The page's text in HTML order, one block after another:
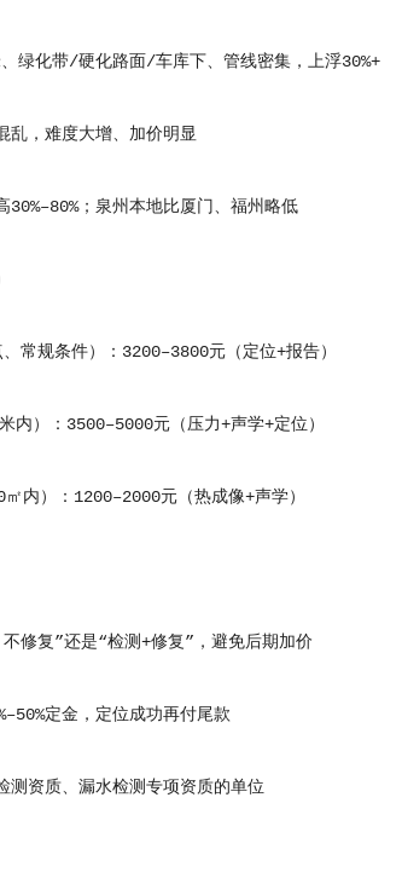
化带/硬化路面/车库下、管线密集，上浮30%+
，难度大增、加价明显
；泉州本地比厦门、福州略低
规条件）：3200–3800元（定位+报告）
）：3500–5000元（压力+声学+定位）
）：1200–2000元（热成像+声学）
复”还是“检测+修复”，避免后期加价
定金，定位成功再付尾款
资质、漏水检测专项资质的单位